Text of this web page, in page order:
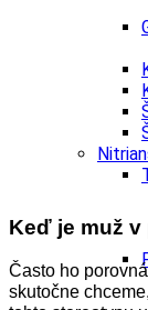
Keď je muž
Často ho
skutočne